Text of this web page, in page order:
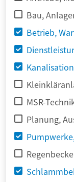
Bau,
Betrieb,
Kanalisation
MSR-
Planung,